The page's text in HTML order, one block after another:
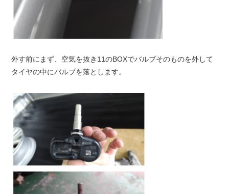
外す前にまず、空気を抜き11のBOXでバルブそのものを外して
タイヤの中にバルブを落とします。